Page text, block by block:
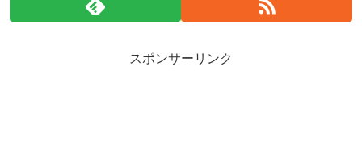
スポンサーリンク